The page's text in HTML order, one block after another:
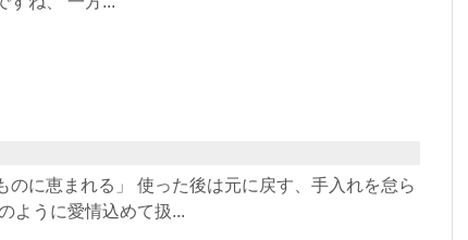
のに恵まれる」 使った後は元に戻す、手入れを怠ら
ように愛情込めて扱...